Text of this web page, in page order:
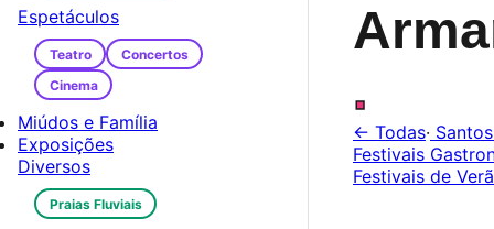
.
← Todas·
Festivais
Festivais de
Espetáculos
Teatro
Concertos
Cinema
Miúdos e Família
Exposições
Diversos
Praias Fluviais